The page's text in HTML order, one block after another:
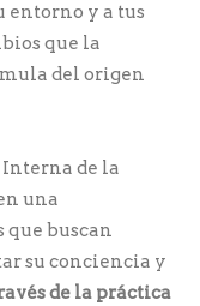
entorno y a tus
que la
del origen
de la
una
buscan
su conciencia y
de la práctica